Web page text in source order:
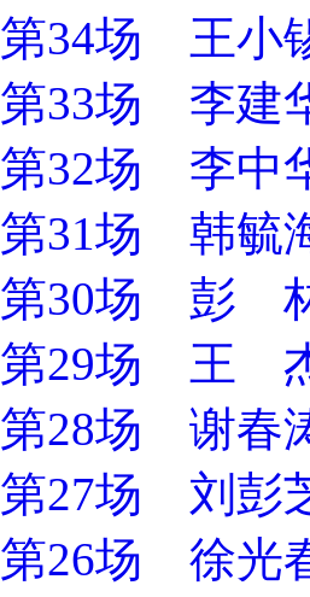
第34场 王小
第33场 李建
第32场 李中
第31场 韩毓
第30场 彭
第29场 王
第28场 谢春
第27场 刘彭
第26场 徐光